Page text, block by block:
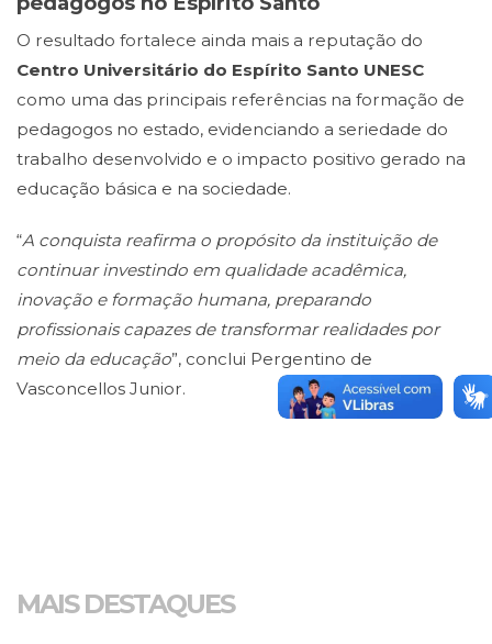
O resultado fortalece ainda mais a reputação do
Centro Universitário do Espírito Santo UNESC
como uma das principais referências na formação de
pedagogos no estado, evidenciando a seriedade do
trabalho desenvolvido e o impacto positivo gerado na
educação básica e na sociedade.
“A conquista reafirma o propósito da instituição de
continuar investindo em qualidade acadêmica,
inovação e formação humana, preparando
profissionais capazes de transformar realidades por
meio da educação”, conclui Pergentino de
Vasconcellos Junior.
MAIS DESTAQUES